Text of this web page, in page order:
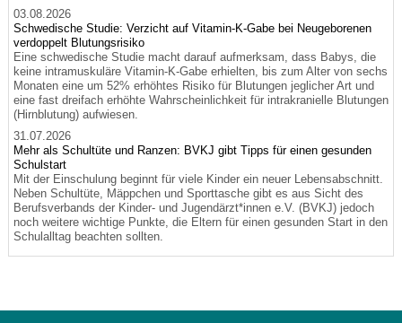
03.08.2026
Schwedische Studie: Verzicht auf Vitamin-K-Gabe bei Neugeborenen
verdoppelt Blutungsrisiko
Eine schwedische Studie macht darauf aufmerksam, dass Babys, die
keine intramuskuläre Vitamin-K-Gabe erhielten, bis zum Alter von sechs
Monaten eine um 52% erhöhtes Risiko für Blutungen jeglicher Art und
eine fast dreifach erhöhte Wahrscheinlichkeit für intrakranielle Blutungen
(Hirnblutung) aufwiesen.
31.07.2026
Mehr als Schultüte und Ranzen: BVKJ gibt Tipps für einen gesunden
Schulstart
Mit der Einschulung beginnt für viele Kinder ein neuer Lebensabschnitt.
Neben Schultüte, Mäppchen und Sporttasche gibt es aus Sicht des
Berufsverbands der Kinder- und Jugendärzt*innen e.V. (BVKJ) jedoch
noch weitere wichtige Punkte, die Eltern für einen gesunden Start in den
Schulalltag beachten sollten.